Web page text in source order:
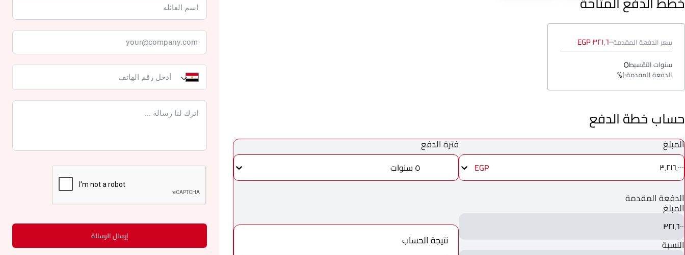
سعر الدفعة المقدمة٣٢١٬٦٠٠ EGP
سنوات التقسيط٥
الدفعة المقدمة١٠%
حساب خطة الدفع
المبلغ
٣٬٢١٦٬٠٠٠ EGP
فترة الدفع
٥ سنوات
الدفعة المقدمة
المبلغ
٣٢١٬٦٠٠
النسبة نتيجة الحساب إرسال الرسالة